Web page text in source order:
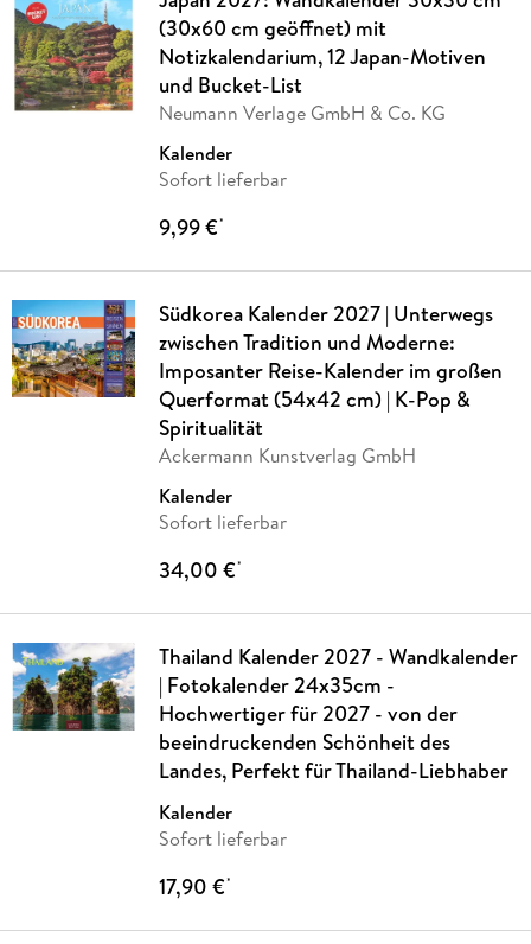
(30x60 cm geöffnet) mit
Notizkalendarium, 12 Japan-Motiven
und Bucket-List
Neumann Verlage GmbH & Co. KG
Kalender
Sofort lieferbar
9,99 €*
Südkorea Kalender 2027 | Unterwegs
zwischen Tradition und Moderne:
Imposanter Reise-Kalender im großen
Querformat (54x42 cm) | K-Pop &
Spiritualität
Ackermann Kunstverlag GmbH
Kalender
Sofort lieferbar
34,00 €*
Thailand Kalender 2027 - Wandkalender
| Fotokalender 24x35cm -
Hochwertiger für 2027 - von der
beeindruckenden Schönheit des
Landes, Perfekt für Thailand-Liebhaber
Kalender
Sofort lieferbar
17,90 €*